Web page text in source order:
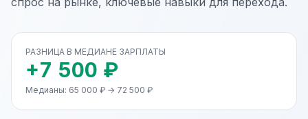
РАЗНИЦА В МЕДИАНЕ ЗАРПЛАТЫ
+7 500 ₽
Медианы: 65 000 ₽ → 72 500 ₽